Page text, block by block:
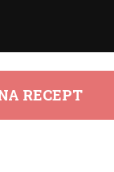
RECEPT